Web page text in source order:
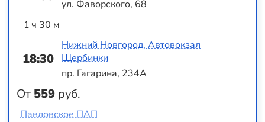
1 ч 30 м
18:30
От 559 руб.
ул. Фаворского, 68
Нижний Новгород, Автовокзал
Щербинки
пр. Гагарина, 234А
Павловское ПАП